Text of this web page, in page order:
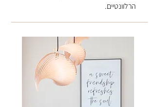
הרלוונטיים.